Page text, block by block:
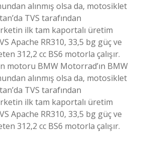
alınmış olsa da, motosiklet
TVS tarafından
ilk tam kaportalı üretim
Apache RR310, 33,5 bg güç ve
312,2 cc BS6 motorla çalışır.
motoru BMW Motorrad’ın BMW
alınmış olsa da, motosiklet
TVS tarafından
ilk tam kaportalı üretim
Apache RR310, 33,5 bg güç ve
312,2 cc BS6 motorla çalışır.